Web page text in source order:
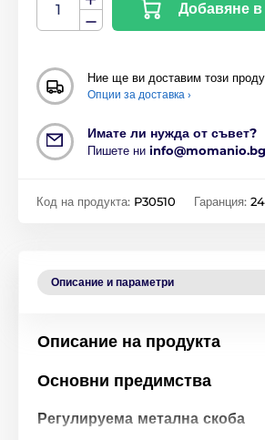
Добавяне
Ние ще ви доставим този
Опции за доставка ›
Имате ли нужда от съвет?
Пишете ни info@momanio.bg
Код на продукта: P30510 Гаранция:
Описание и параметри
Описание на продукта
Основни предимства
Регулируема метална скоба